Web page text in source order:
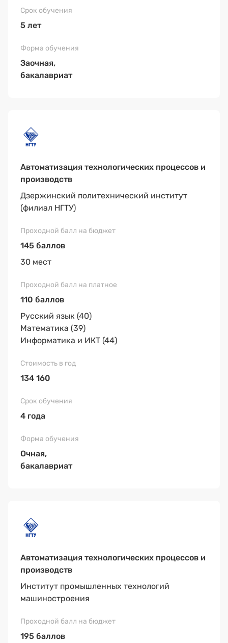
5 лет
Заочная,
бакалавриат
Автоматизация технологических процессов и
производств
Дзержинский политехнический институт
(филиал НГТУ)
145 баллов
30 мест
110 баллов
Русский язык (40)
Математика (39)
Информатика и ИКТ (44)
134 160
4 года
Очная,
бакалавриат
Автоматизация технологических процессов и
производств
Институт промышленных технологий
машиностроения
195 баллов